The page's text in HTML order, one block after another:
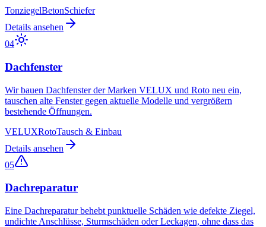
TonziegelBetonSchiefer
Details ansehen
04
Dachfenster
Wir bauen Dachfenster der Marken VELUX und Roto neu ein,
tauschen alte Fenster gegen aktuelle Modelle und vergrößern
bestehende Öffnungen.
VELUXRotoTausch & Einbau
Details ansehen
05
Dachreparatur
Eine Dachreparatur behebt punktuelle Schäden wie defekte Ziegel,
undichte Anschlüsse, Sturmschäden oder Leckagen, ohne dass das